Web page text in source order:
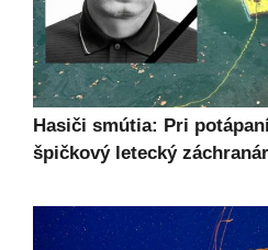
Hasiči smútia: Pri
špičkový letecký záchranár